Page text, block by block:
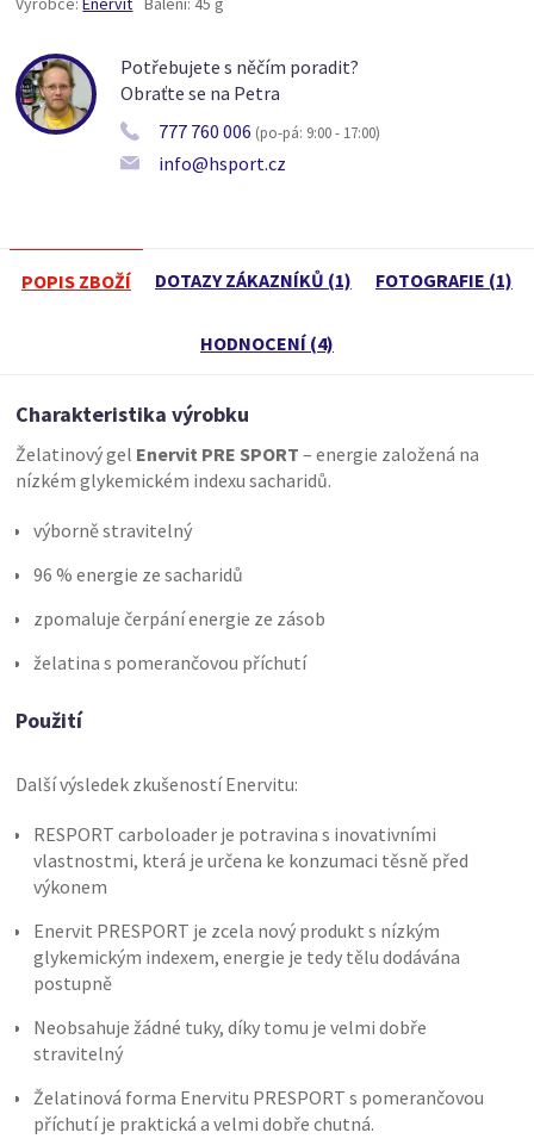
Potřebujete s něčím poradit?
Obraťte se na Petra
777 760 006 (po-pá: 9:00 - 17:00)
info@hsport.cz
POPIS ZBOŽÍ DOTAZY ZÁKAZNÍKŮ (1) FOTOGRAFIE (1)
HODNOCENÍ (4)
Charakteristika výrobku
Želatinový gel Enervit PRE SPORT – energie založená na
nízkém glykemickém indexu sacharidů.
výborně stravitelný
96 % energie ze sacharidů
zpomaluje čerpání energie ze zásob
želatina s pomerančovou příchutí
Použití
Další výsledek zkušeností Enervitu:
RESPORT carboloader je potravina s inovativními
vlastnostmi, která je určena ke konzumaci těsně před
výkonem
Enervit PRESPORT je zcela nový produkt s nízkým
glykemickým indexem, energie je tedy tělu dodávána
postupně
Neobsahuje žádné tuky, díky tomu je velmi dobře
stravitelný
Želatinová forma Enervitu PRESPORT s pomerančovou
příchutí je praktická a velmi dobře chutná.